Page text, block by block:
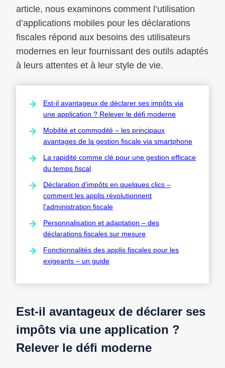
article, nous examinons comment l’utilisation
d’applications mobiles pour les déclarations
fiscales répond aux besoins des utilisateurs
modernes en leur fournissant des outils adaptés
à leurs attentes et à leur style de vie.
Est-il avantageux de déclarer ses impôts via
une application ? Relever le défi moderne
Mobilité et commodité – les principaux
avantages de la gestion fiscale via smartphone
La rapidité comme clé pour une gestion efficace
du temps fiscal
Déclaration d'impôts en quelques clics –
comment les applis révolutionnent
l'administration fiscale
Personnalisation et adaptation – des
déclarations fiscales sur mesure
Fonctionnalités des applis fiscales pour les
exigeants – un guide
Est-il avantageux de déclarer ses
impôts via une application ?
Relever le défi moderne